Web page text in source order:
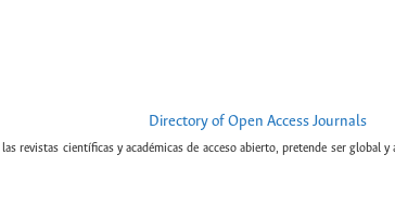
Directory of Open Access Journals
revistas científicas y académicas de acceso abierto, pretende ser